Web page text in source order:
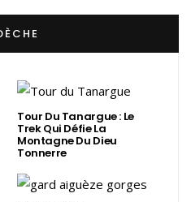
Tour Du Tanargue : Le
Trek Qui Défie La
Montagne Du Dieu
Tonnerre